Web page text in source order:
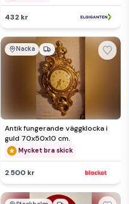
432 kr
Nacka
Antik fungerande väggklocka i
guld 70x50x10 cm.
Mycket bra skick
2 500 kr